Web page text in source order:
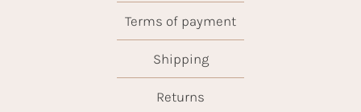
Terms of payment
Shipping
Returns